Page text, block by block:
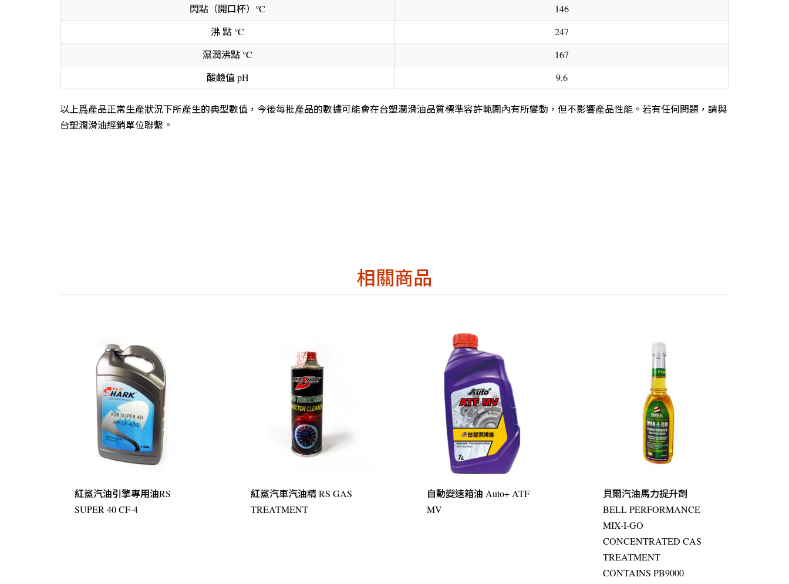
閃點（開口杯）°C
146
沸 點 °C
247
濕潤沸點 °C
167
酸鹼值 pH
9.6
以上爲產品正常生產狀況下所產生的典型數值，今後每批產品的數據可能會在台塑潤滑油品質標準容許範圍內有所變動，但不影響產品性能。若有任何問題，請與
台塑潤滑油經銷單位聯繫。
相關商品
紅鯊汽油引擎專用油RS
SUPER 40 CF-4
紅鯊汽車汽油精 RS GAS
TREATMENT
自動變速箱油 Auto+ ATF
MV
貝爾汽油馬力提升劑
BELL PERFORMANCE
MIX-I-GO
CONCENTRATED CAS
TREATMENT
CONTAINS PB9000